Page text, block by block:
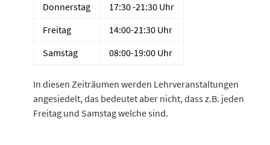
Donnerstag
17:30 -21:30 Uhr
Freitag
14:00-21:30 Uhr
Samstag
08:00-19:00 Uhr
In diesen Zeiträumen werden Lehrveranstaltungen
angesiedelt, das bedeutet aber nicht, dass z.B. jeden
Freitag und Samstag welche sind.